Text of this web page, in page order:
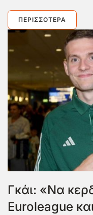
ΠΕΡΙΣΣΌΤΕΡΑ
Γκάι: «Να
Euroleague